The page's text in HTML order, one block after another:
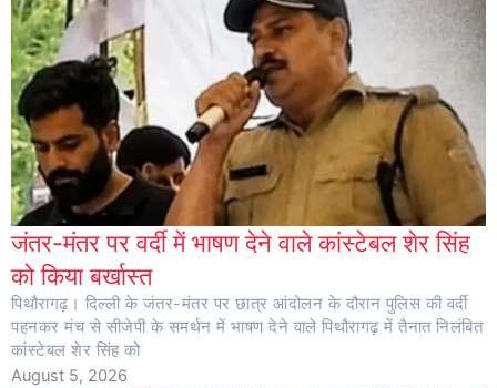
जंतर-मंतर पर वर्दी में भाषण देने वाले कांस्टेबल शेर सिंह
को किया बर्खास्त
पिथौरागढ़। दिल्ली के जंतर-मंतर पर छात्र आंदोलन के दौरान पुलिस की वर्दी
पहनकर मंच से सीजेपी के समर्थन में भाषण देने वाले पिथौरागढ़ में तैनात निलंबित
कांस्टेबल शेर सिंह को
August 5, 2026